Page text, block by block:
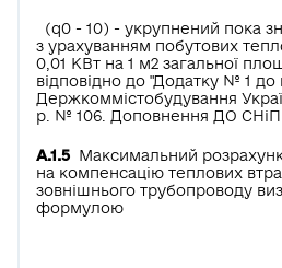
(q0 - 10) - укрупнений пока
з урахуванням побутових
0,01 КВт на 1 м2 загальної
відповідно до "Додатку № 1 до
Держкоммістобудування
р. № 106. Доповнення ДО СНіП
А.1.5 Максимальний
на компенсацію теплових
зовнішнього трубопроводу
формулою